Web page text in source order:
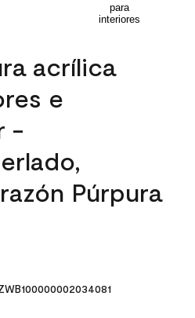
acrílica
e
-
Púrpura